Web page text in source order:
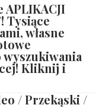
APLIKACJI
Tysiące
własne
Kliknij i
/Przekąski /